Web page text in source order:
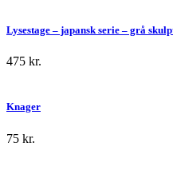
Lysestage – japansk serie – grå
475 kr.
Knager
75 kr.